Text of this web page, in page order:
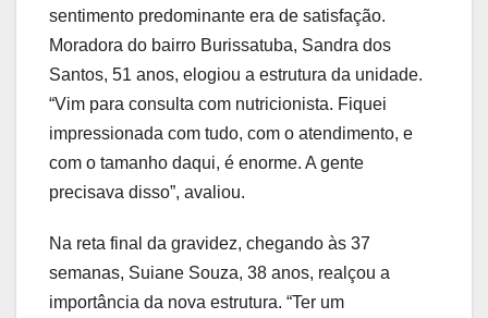
sentimento predominante era de satisfação.
Moradora do bairro Burissatuba, Sandra dos
Santos, 51 anos, elogiou a estrutura da unidade.
“Vim para consulta com nutricionista. Fiquei
impressionada com tudo, com o atendimento, e
com o tamanho daqui, é enorme. A gente
precisava disso”, avaliou.
Na reta final da gravidez, chegando às 37
semanas, Suiane Souza, 38 anos, realçou a
importância da nova estrutura. “Ter um